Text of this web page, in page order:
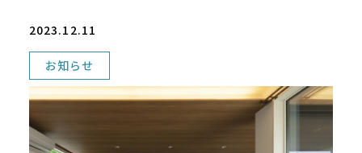
2023.12.11
お知らせ